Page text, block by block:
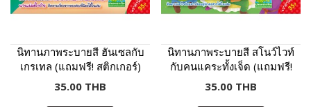
นิทานภาพระบายสี ฮันเซลกับ
เกรเทล (แถมฟรี! สติกเกอร์)
35.00 THB
นิทานภาพระบายสี สโนว์ไวท์
กับคนแคระทั้งเจ็ด (แถมฟรี!
สติกเกอร์)
35.00 THB